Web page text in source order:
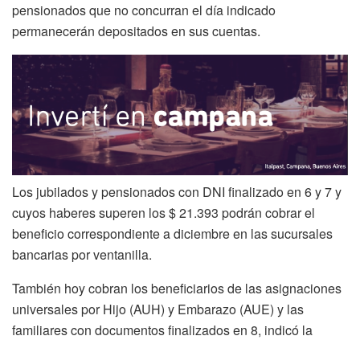
pensionados que no concurran el día indicado
permanecerán depositados en sus cuentas.
Los jubilados y pensionados con DNI finalizado en 6 y 7 y
cuyos haberes superen los $ 21.393 podrán cobrar el
beneficio correspondiente a diciembre en las sucursales
bancarias por ventanilla.
También hoy cobran los beneficiarios de las asignaciones
universales por Hijo (AUH) y Embarazo (AUE) y las
familiares con documentos finalizados en 8, indicó la